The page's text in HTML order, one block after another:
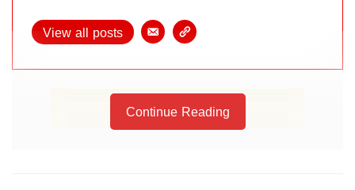
View all posts
Continue Reading